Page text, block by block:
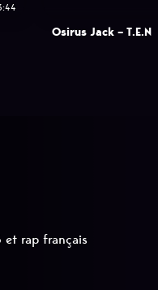
Osirus Jack – T.E.N
et rap français